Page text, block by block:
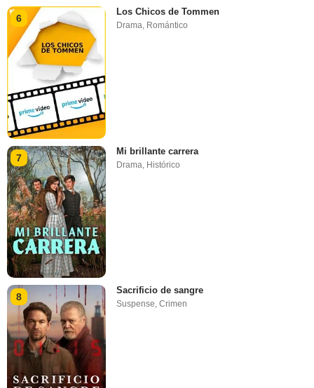
6
Los Chicos de Tommen
Drama, Romántico
7
Mi brillante carrera
Drama Histórico
8
Sacrificio de sangre
Suspense,Crimen